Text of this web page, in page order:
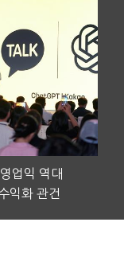
업익 역대
익화 관건